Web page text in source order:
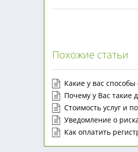
Похожие статьи
Какие у вас
Почему у Вас такие
Стоимость услуг и
Уведомление о
Как оплатить